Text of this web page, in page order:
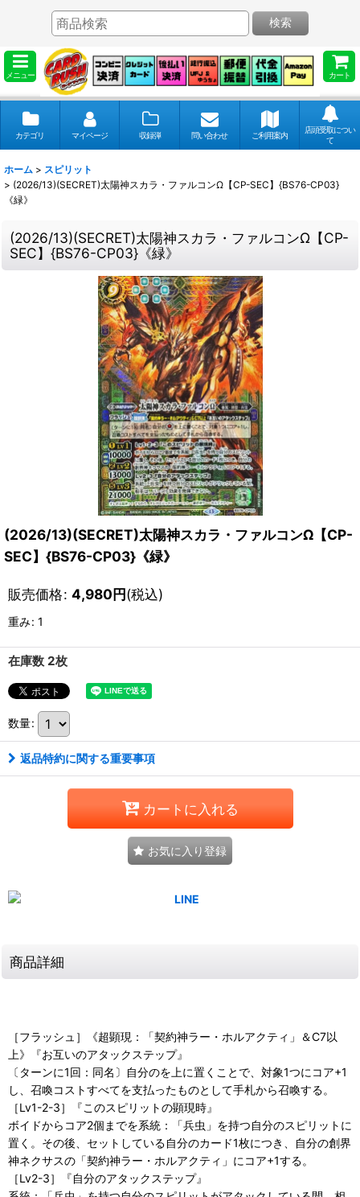
メニュー カート
検索
カテゴリ マイページ 収録弾 問い合わせ ご利用案内
店頭受取につい
て
ホーム > スピリット
> (2026/13)(SECRET)太陽神スカラ・ファルコンΩ【CP-SEC】{BS76-CP03}
《緑》
(2026/13)(SECRET)太陽神スカラ・ファルコンΩ【CP-
SEC】{BS76-CP03}《緑》
(2026/13)(SECRET)太陽神スカラ・ファルコンΩ【CP-
SEC】{BS76-CP03}《緑》
販売価格: 4,980円(税込)
重み: 1
在庫数 2枚
数量:
返品特約に関する重要事項
カートに入れる
お気に入り登録
商品詳細
［フラッシュ］《超顕現：「契約神ラー・ホルアクティ」＆C7以
上》『お互いのアタックステップ』
〔ターンに1回：同名〕自分のを上に置くことで、対象1つにコア+1
し、召喚コストすべてを支払ったものとして手札から召喚する。
［Lv1-2-3］『このスピリットの顕現時』
ボイドからコア2個までを系統：「兵虫」を持つ自分のスピリットに
置く。その後、セットしている自分のカード1枚につき、自分の創界
神ネクサスの「契約神ラー・ホルアクティ」にコア+1する。
［Lv2-3］『自分のアタックステップ』